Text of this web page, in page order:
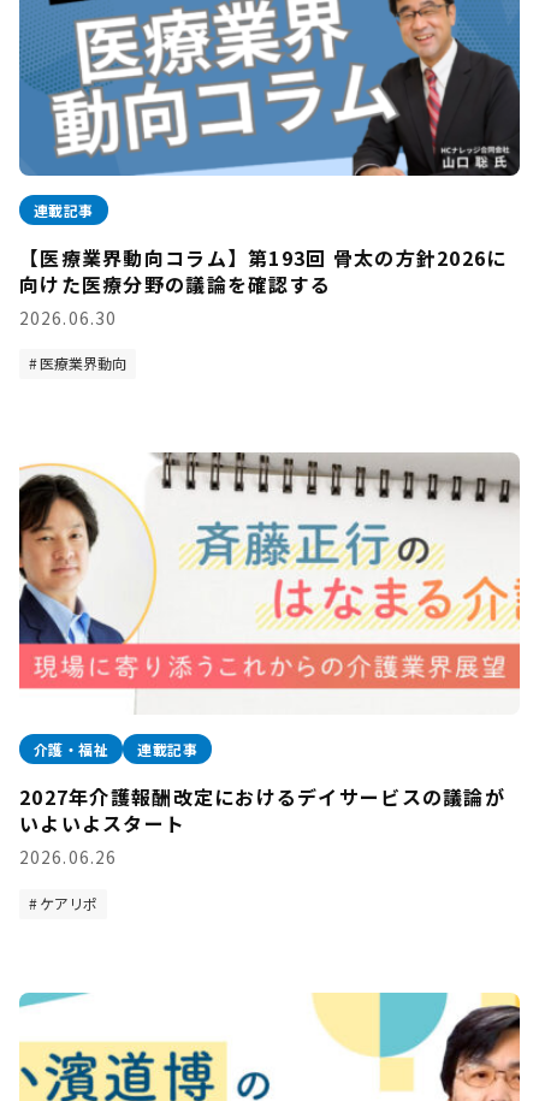
連載記事
【医療業界動向コラム】第193回 骨太の方針2026に
向けた医療分野の議論を確認する
2026.06.30
医療業界動向
介護・福祉 連載記事
2027年介護報酬改定におけるデイサービスの議論が
いよいよスタート
2026.06.26
ケアリポ